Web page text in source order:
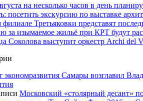
на несколько часов в день
посетить экскурсию по выставке
филиале Третьяковки представят
за изымаемое жильё при КРТ будут
Соколова выступит оркестр Archi del
экономразвития Самары возглавил
Московский «столярный десант»